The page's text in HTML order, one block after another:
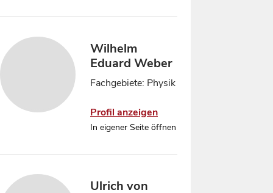
Wilhelm
Eduard Weber
Fachgebiete: Physik
Profil anzeigen
In eigener Seite öffnen
Ulrich von